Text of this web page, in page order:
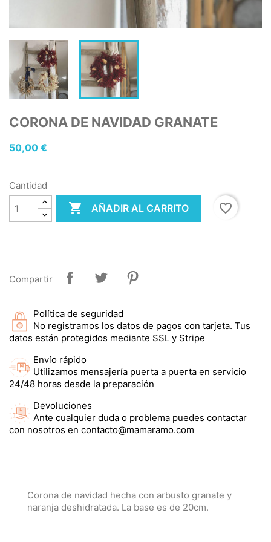
CORONA DE NAVIDAD GRANATE
50,00 €
Cantidad
 AÑADIR AL CARRITO favorite_border
Compartir
Política de seguridad
No registramos los datos de pagos con tarjeta. Tus
datos están protegidos mediante SSL y Stripe
Envío rápido
Utilizamos mensajería puerta a puerta en servicio
24/48 horas desde la preparación
Devoluciones
Ante cualquier duda o problema puedes contactar
con nosotros en contacto@mamaramo.com
Corona de navidad hecha con arbusto granate y
naranja deshidratada. La base es de 20cm.